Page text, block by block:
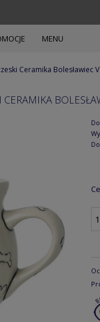
MENU
Ceramika Bolesławiec
CERAMIKA